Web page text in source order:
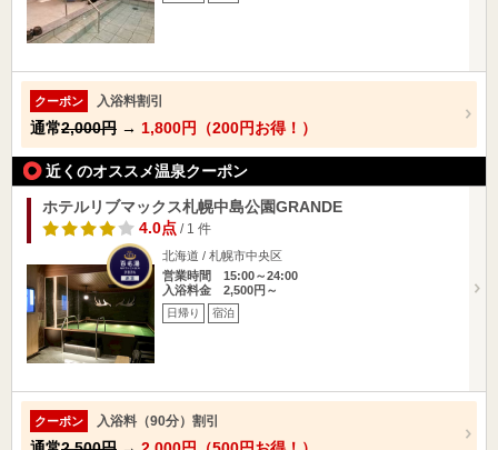
クーポン 入浴料割引
通常2,000円 → 1,800円（200円お得！）
近くのオススメ温泉クーポン
ホテルリブマックス札幌中島公園GRANDE
4.0点/ 1 件
北海道 / 札幌市中央区
営業時間 15:00～24:00
入浴料金 2,500円～
日帰り 宿泊
クーポン 入浴料（90分）割引